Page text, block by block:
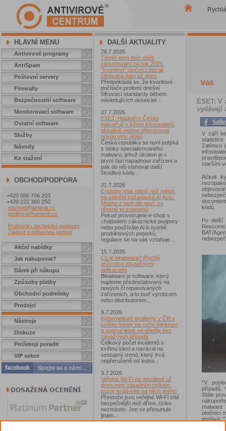
HLAVNÍ MENU
Antivirové programy
AntiSpam
Poštovní servery
Firewally
Bezpečnostní software
Monitorovací software
Ostatní software
Služby
Návody
Ke stažení
OBCHOD/PODPORA
+420 556 706 203
+420 222 360 250
obchod@amenit.cz
podpora@amenit.cz
Podmínky technické podpory
Žádost o odbornou pomoc
Akční nabídky
Jak nakupovat?
Dárek při nákupu
Způsoby platby
Obchodní podmínky
Prodejci
Nástroje
Diskuze
Potřebuji poradit
VIP sekce
DALŠÍ AKTUALITY
28.7.2026
Téměř osm tisíc obětí
ransomwaru za rok 2025:
"kvantoví" útočníci sbírají
šifrovaná data už dnes
Předpokládá se, že kvantové
počítače prolomí dnešní
šifrovací standardy během
následujících deseti let...
27.7.2026
ESET: Hackeři v Česku
pokračují v šíření infostealerů,
aktuálně mohou připravovat
novou vlnu útoků
Česká republika se nyní potýká
s útoky specializovaného
malwaru, jehož úkolem je v
první fázi napadnout zařízení a
pak do něj stahovat další
škodlivé kódy...
21.7.2026
E-shopy mají méně než měsíc
na splnění požadavků AI Actu.
Mnoho z nich ale neví, co
přesně to znamená
Pokud provozujete e-shop s
chatbotem zákaznické podpory
nebo používáte AI k tvorbě
produktových popisků,
regulace se na vás vztahuje...
15.7.2026
Co je bloatware? Rychlý
průvodce zbytečnými
aplikacemi
Bloatware je software, který
najdeme předinstalovaný na
nových či repasovaných
zařízeních, a to buď výrobcem
nebo distributorem...
9.7.2026
Kybernetické incidenty v ČR v
květnu klesly na roční minimum
a poprvé letos se obešly bez
závažných případů
Celkový počet incidentů v
květnu klesl a navázal na
sestupný trend, který trvá
nepřerušeně od ledna...
3.7.2026
Veřejná Wi-Fi na dovolené už
dnes není zásadním rizikem,
pozor si dávejte na něco jiného
Přestože jsou veřejné Wi-Fi sítě
bezpečnější než dříve, riziko
nezmizelo. Jen se přesunulo
jinam...
ESET:
vydávají
V září
Zatímco
starším
Ačkoli
kódů.
Po delší
BAT/
"V
případů.
Stále
útočníci
dodává: